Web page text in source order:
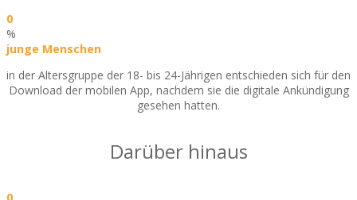
0
%
junge Menschen
in der Altersgruppe der 18- bis 24-Jährigen entschieden sich für den
Download der mobilen App, nachdem sie die digitale Ankündigung
gesehen hatten.
Darüber hinaus